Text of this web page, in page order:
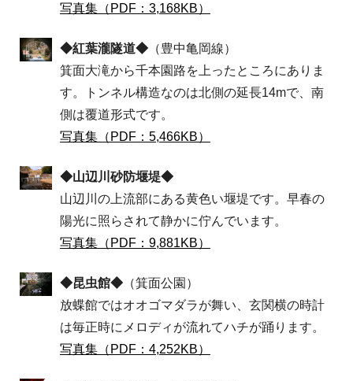
写真集（PDF：3,168KB）
◆紅葉瀧隧道◆ （豊中亀岡線）
箕面大滝から千本園路を上ったところにありま
す。トンネル構造なのは北側の延長14mで、南
側は覆道形式です。
写真集（PDF：5,466KB）
◆山辺川砂防堰堤◆
山辺川の上流部にある黄色い堰堤です。早春の
陽光に照らされて静かに佇んでいます。
写真集（PDF：9,881KB）
◆昆虫館◆ （箕面公園）
放蝶館ではオオゴマダラが舞い、玄関横の時計
は毎正時にメロディが流れてハチが踊ります。
写真集（PDF：4,252KB）